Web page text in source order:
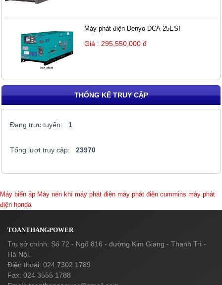
Máy phát điện Denyo DCA-25ESI
Giá : 295,550,000 đ
THỐNG KÊ TRUY CẬP
Đang trực tuyến: 1
Tổng lượt truy cập: 23970
Máy biến áp Máy nén khí máy phát điện máy phát điện cummins máy phát
điện honda
TOANTHANGPOWER
Trụ sở chính: Số 72 - Ngõ 816 - đường Kim Giang - Thanh Trì -
Hà Nội.
Điện thoại: 024.7302 1789
Fax: 024 3555 1788